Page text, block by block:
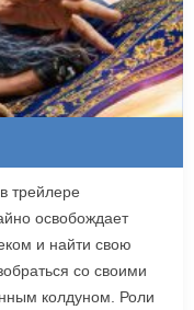
трейлере
освобождает
и найти свою
со своими
колдуном. Роли